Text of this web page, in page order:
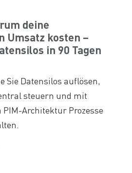
deine
Umsatz kosten –
in 90 Tagen
Sie Datensilos auflösen,
steuern und mit
Architektur Prozesse